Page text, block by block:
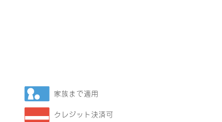
家族まで適用
クレジット決済可